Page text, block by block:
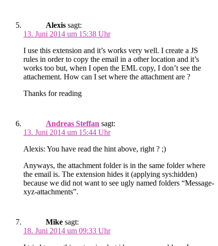
Alexis sagt:
13. Juni 2014 um 15:38 Uhr
I use this extension and it’s works very well. I create a JS
rules in order to copy the email in a other location and it’s
works too but, when I open the EML copy, I don’t see the
attachement. How can I set where the attachment are ?
Thanks for reading
Andreas Steffan sagt:
13. Juni 2014 um 15:44 Uhr
Alexis: You have read the hint above, right ? ;)
Anyways, the attachment folder is in the same folder where
the email is. The extension hides it (applying sys:hidden)
because we did not want to see ugly named folders “Message-
xyz-attachments”.
Mike sagt:
18. Juni 2014 um 09:33 Uhr